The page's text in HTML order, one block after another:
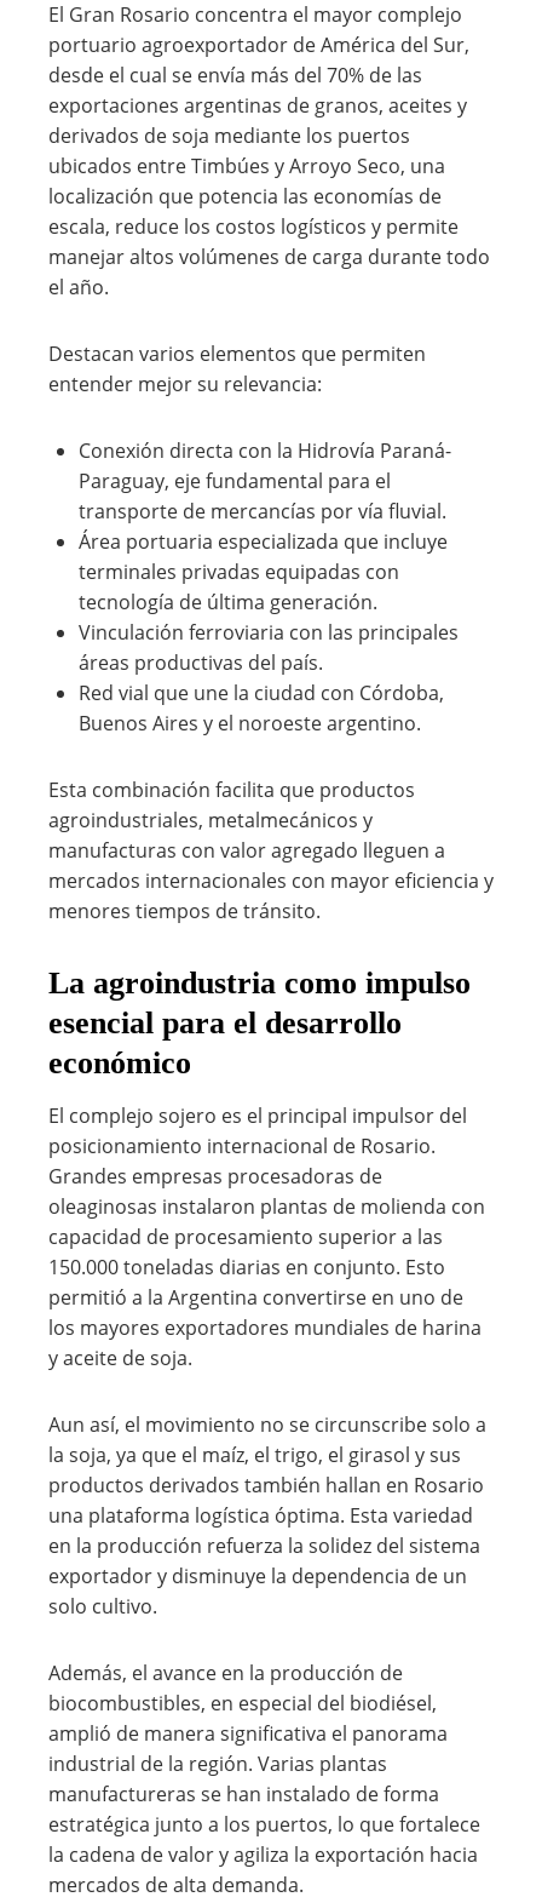
El Gran Rosario concentra el mayor complejo
portuario agroexportador de América del Sur,
desde el cual se envía más del 70% de las
exportaciones argentinas de granos, aceites y
derivados de soja mediante los puertos
ubicados entre Timbúes y Arroyo Seco, una
localización que potencia las economías de
escala, reduce los costos logísticos y permite
manejar altos volúmenes de carga durante todo
el año.
Destacan varios elementos que permiten
entender mejor su relevancia:
Conexión directa con la Hidrovía Paraná-
Paraguay, eje fundamental para el
transporte de mercancías por vía fluvial.
Área portuaria especializada que incluye
terminales privadas equipadas con
tecnología de última generación.
Vinculación ferroviaria con las principales
áreas productivas del país.
Red vial que une la ciudad con Córdoba,
Buenos Aires y el noroeste argentino.
Esta combinación facilita que productos
agroindustriales, metalmecánicos y
manufacturas con valor agregado lleguen a
mercados internacionales con mayor eficiencia y
menores tiempos de tránsito.
La agroindustria como impulso
esencial para el desarrollo
económico
El complejo sojero es el principal impulsor del
posicionamiento internacional de Rosario.
Grandes empresas procesadoras de
oleaginosas instalaron plantas de molienda con
capacidad de procesamiento superior a las
150.000 toneladas diarias en conjunto. Esto
permitió a la Argentina convertirse en uno de
los mayores exportadores mundiales de harina
y aceite de soja.
Aun así, el movimiento no se circunscribe solo a
la soja, ya que el maíz, el trigo, el girasol y sus
productos derivados también hallan en Rosario
una plataforma logística óptima. Esta variedad
en la producción refuerza la solidez del sistema
exportador y disminuye la dependencia de un
solo cultivo.
Además, el avance en la producción de
biocombustibles, en especial del biodiésel,
amplió de manera significativa el panorama
industrial de la región. Varias plantas
manufactureras se han instalado de forma
estratégica junto a los puertos, lo que fortalece
la cadena de valor y agiliza la exportación hacia
mercados de alta demanda.